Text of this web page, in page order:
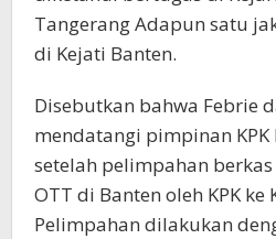
Tangerang Adapun satu
di Kejati Banten.
Disebutkan bahwa Febrie
mendatangi pimpinan
setelah pelimpahan
OTT di Banten oleh KPK ke
Pelimpahan dilakukan